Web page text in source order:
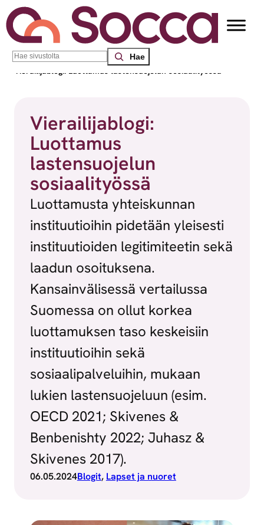
Siirry sisältöön
Search
Socca – Etelä-Suomen sosiaalialan osaamiskeskus
Vierailijablogi: Luottamus lastensuojelun sosiaalityössä
Vierailijablogi:
Luottamus
lastensuojelun
sosiaalityössä
Luottamusta yhteiskunnan
instituutioihin pidetään yleisesti
instituutioiden legitimiteetin sekä
laadun osoituksena.
Kansainvälisessä vertailussa
Suomessa on ollut korkea
luottamuksen taso keskeisiin
instituutioihin sekä
sosiaalipalveluihin, mukaan
lukien lastensuojeluun (esim.
OECD 2021; Skivenes &
Benbenishty 2022; Juhasz &
Skivenes 2017).
06.05.2024Blogit, Lapset ja nuoret